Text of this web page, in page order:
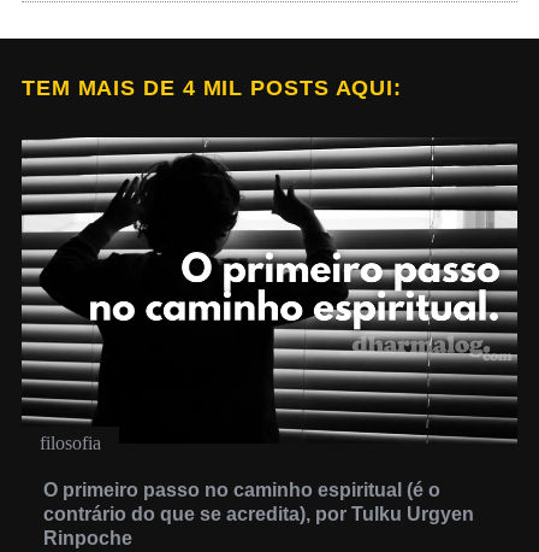
TEM MAIS DE 4 MIL POSTS AQUI:
filosofia
O primeiro passo no caminho espiritual (é o
contrário do que se acredita), por Tulku Urgyen
Rinpoche